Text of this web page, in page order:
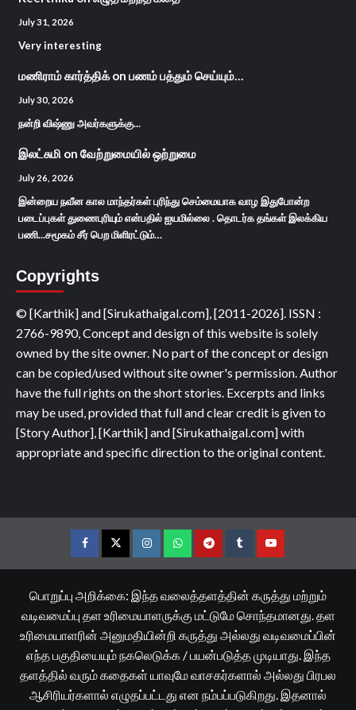
July 31, 2026
Very interesting
மணிராம் கார்த்திக்on பணம் பத்தும் செய்யும்…
July 30, 2026
நன்றி விஷ்ணு அவர்களுக்கு...
இலட்சுமி on வேற்றுமையில் ஒற்றுமை
July 26, 2026
இன்றைய நவீன கால மாந்தர்கள் புரிந்து செம்மையாக வாழ இதுபோன்ற
படைப்புகள் துணைபுரியும் என்பதில் ஐயமில்லை . தொடர்க தங்கள் இலக்கிய
பணி...சமூகம் சீர் பெற மிளிரட்டும்…
Copyrights
© [Karthik] and [Sirukathaigal.com], [2011-2026]. ISSN :
2766-9890, Concept and design of this website is solely
owned by the site owner. No part of the concept or design
can be copied/used without site owner's permission. Author
have the full rights on the short stories. Excerpts and links
may be used, provided that full and clear credit is given to
[Story Author], [Karthik] and [Sirukathaigal.com] with
appropriate and specific direction to the original content.
FacebookTwitterInstagramWhatsappTelegramTumblrYouTube
பொறுப்பு அறிக்கை: இந்த வலைத்தளத்தின் கருத்து மற்றும்
வடிவமைப்பு தள உரிமையாளருக்கு மட்டுமே சொந்தமானது. தள
உரிமையாளரின் அனுமதியின்றி கருத்து அல்லது வடிவமைப்பின்
எந்த பகுதியையும் நகலெடுக்க / பயன்படுத்த முடியாது. இந்த
தளத்தில் வரும் கதைகள் யாவுமே வாசகர்களால் அல்லது பிரபல
ஆசிரியர்களால் எழுதப்பட்டது என நம்பப்படுகிறது. இதனால்